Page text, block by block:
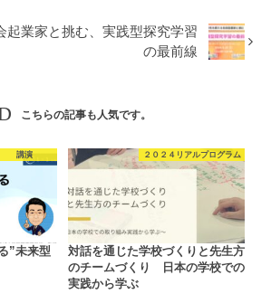
起業家と挑む、実践型探究学習
の最前線
こちらの記事も人気です。
講演
”未来型
２０２４リアルプログラム
対話を通じた学校づくりと先生方
のチームづくり 日本の学校での
実践から学ぶ